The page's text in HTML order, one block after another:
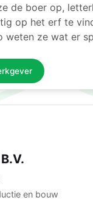
de boer op,
op het erf te
weten ze wat er
en bouw